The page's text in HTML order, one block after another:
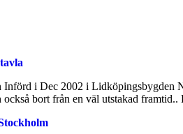
i Dec 2002 i
bort från en väl utstakad framtid..